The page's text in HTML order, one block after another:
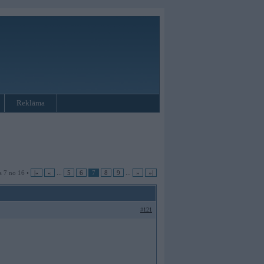
Reklāma
7 no 16 • |« « 5 6 7 8 9 » »|
#121